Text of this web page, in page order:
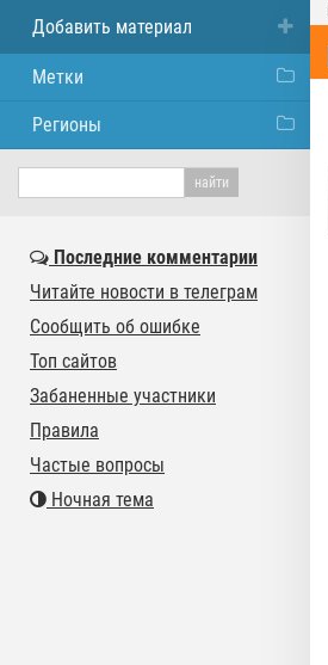
Добавить материал
Метки
Регионы
Последние комментарии
Читайте новости в телеграм
Сообщить об ошибке
Топ сайтов
Забаненные участники
Правила
Частые вопросы
Ночная тема